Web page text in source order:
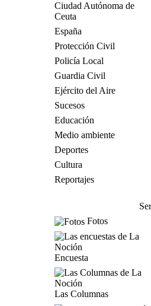
Ciudad Autónoma de
Ceuta
España
Protección Civil
Policía Local
Guardia Civil
Ejército del Aire
Sucesos
Educación
Medio ambiente
Deportes
Cultura
Reportajes
Fotos
Encuesta
Las Columnas